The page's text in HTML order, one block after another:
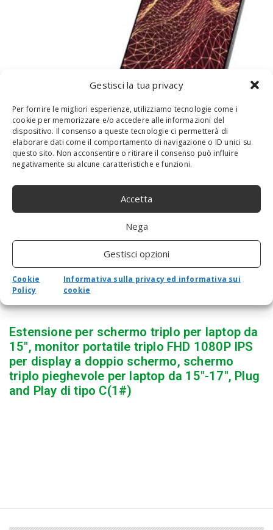
Gestisci la tua privacy
Per fornire le migliori esperienze, utilizziamo tecnologie come i
cookie per memorizzare e/o accedere alle informazioni del
dispositivo. Il consenso a queste tecnologie ci permetterà di
elaborare dati come il comportamento di navigazione o ID unici su
questo sito. Non acconsentire o ritirare il consenso può influire
negativamente su alcune caratteristiche e funzioni.
Accetta
Nega
Gestisci opzioni
Cookie
Policy
Informativa sulla privacy ed informativa sui
cookie
PORTÁTIL INTERNACIONAL DELL LATITUDE
7430 14,0″ FHD I5 W10P+W11P I5-
1245U,16GBDDR4,256GBSSD
Estensione per schermo triplo per laptop da
15″, monitor portatile triplo FHD 1080P IPS
per display a doppio schermo, schermo
triplo pieghevole per laptop da 15″-17″, Plug
and Play di tipo C(1#)